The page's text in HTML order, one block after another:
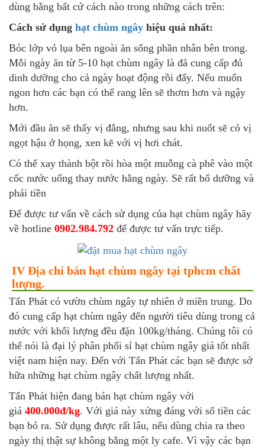
dùng bằng bất cứ cách nào trong những cách trên:
Cách sử dụng hạt chùm ngây hiệu quả nhất:
Bóc lớp vỏ lụa bên ngoài ăn sống phần nhân bên trong.
Mỗi ngày ăn từ 5-10 hạt chùm ngây là đã cung cấp đủ
dinh dưỡng cho cả ngày hoạt động rồi đấy. Nếu muốn
ngon hơn các bạn có thể rang lên sẽ thơm hơn và ngậy
hơn.
Mới đầu ăn sẽ thấy vị đắng, nhưng sau khi nuốt sẽ cỏ vị
ngọt hậu ở họng, xen kẽ với vị hơi chát.
Có thể xay thành bột rồi hòa một muỗng cà phê vào một
cốc nước uống thay nước hằng ngày. Sẽ rất bổ dưỡng và
phải tiền
Để được tư vấn về cách sử dụng của hạt chùm ngây hãy
về hotline 0902.984.792 để được tư vấn trực tiếp.
IV Địa chỉ bán hạt chùm ngây tại tphcm chất
lượng.
Tấn Phát có vườn chùm ngây tự nhiên ở miền trung. Do
đó cung cấp hạt chùm ngây đến người tiêu dùng trong cả
nước với khối lượng đều đặn 100kg/tháng. Chúng tôi có
thể nói là đại lý phân phối sỉ hạt chùm ngây giá tốt nhất
việt nam hiện nay. Đến với Tấn Phát các bạn sẽ được sở
hữa những hạt chùm ngây chất lượng nhất.
Tấn Phát hiện đang bán hạt chùm ngây với
giá 400.000đ/kg. Với giá này xứng đáng với số tiền các
bạn bỏ ra. Sử dụng được rất lâu, nếu dùng chia ra theo
ngày thị thật sự không bằng một ly cafe. Vì vậy các bạn